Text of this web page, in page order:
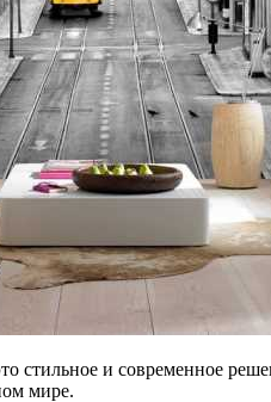
стильное и современное
мире.